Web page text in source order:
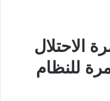
الاحتلال
للنظام